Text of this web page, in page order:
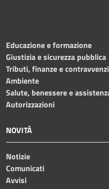
Educazione e formazione
Giustizia e sicurezza pubblica
Tributi, finanze e
Ambiente
Salute, benessere e
Autorizzazioni
NOVITÀ
Notizie
Comunicati
Avvisi